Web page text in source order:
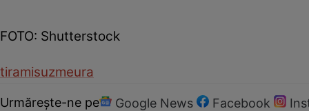
FOTO: Shutterstock
tiramisuzmeura
Urmărește-ne pe Google News Facebook